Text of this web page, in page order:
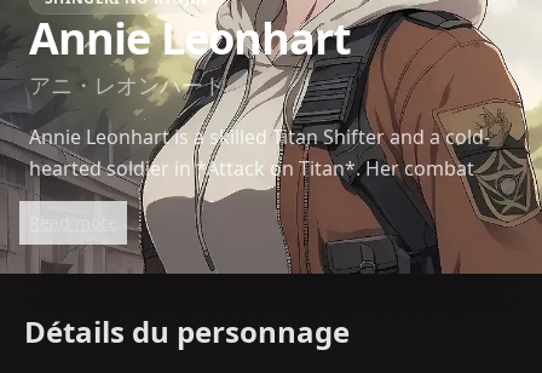
Annie Leonhart
アニ・レオンハート
Annie Leonhart is a skilled Titan Shifter and a cold-
hearted soldier in *Attack on Titan*. Her combat
prowess and mission-driven mentality hide her
internal conflict and deeper struggles.
Détails du personnage